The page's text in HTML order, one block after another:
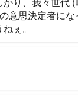
意思決定者に
ぇ。